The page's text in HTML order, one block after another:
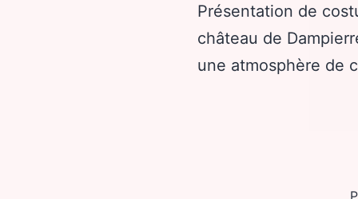
Présentation de
château de
une atmosphère de